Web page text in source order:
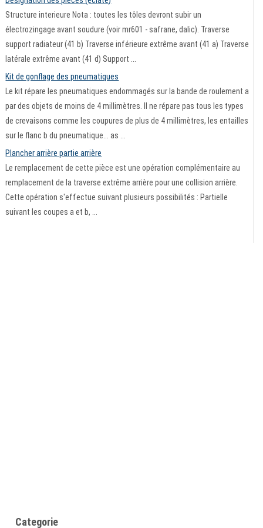
Structure interieure Nota : toutes les tôles devront subir un
électrozingage avant soudure (voir mr601 - safrane, dalic). Traverse
support radiateur (41 b) Traverse inférieure extrême avant (41 a) Traverse
latérale extrême avant (41 d) Support ...
Kit de gonflage des pneumatiques
Le kit répare les pneumatiques endommagés sur la bande de roulement a
par des objets de moins de 4 millimètres. Il ne répare pas tous les types
de crevaisons comme les coupures de plus de 4 millimètres, les entailles
sur le flanc b du pneumatique... as ...
Plancher arrière partie arrière
Le remplacement de cette pièce est une opération complémentaire au
remplacement de la traverse extrême arrière pour une collision arrière.
Cette opération s'effectue suivant plusieurs possibilités : Partielle
suivant les coupes a et b, ...
Categorie